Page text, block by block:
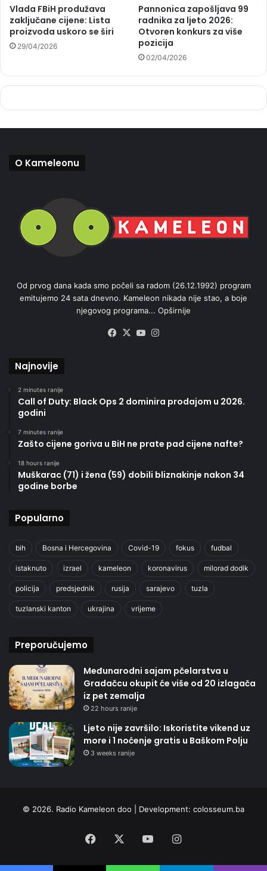
Vlada FBiH produžava
zaključane cijene: Lista
proizvoda uskoro se širi
29/04/2026
Pannonica zapošljava 99
radnika za ljeto 2026:
Otvoren konkurs za više
pozicija
02/04/2026
O Kameleonu
Od prvog dana kada smo počeli sa radom (26.12.1992) program
emitujemo 24 sata dnevno. Kameleon nikada nije stao, a boje
njegovog programa... Opširnije
Facebook
X YouTube
Najnovije
2 minutes ranije
Call of Duty: Black Ops 2 dominira prodajom u 2026.
godini
7 minutes ranije
Zašto cijene goriva u BiH ne prate pad cijene nafte?
18 hours ranije
Muškarac (71) i žena (59) dobili bliznakinje nakon 34
godine borbe
Popularno
bih Bosna i Hercegovina Covid-19 fokus fudbal
istaknuto izrael kameleon koronavirus milorad dodik
policija predsjednik rusija sarajevo tuzla
tuzlanski kanton ukrajina vrijeme
Preporučujemo
Međunarodni sajam pčelarstva u
Gradačcu okupit će više od 20 izlagača
iz pet zemalja
22 hours ranije
Ljeto nije završilo: Iskoristite vikend uz
more i 1 noćenje gratis u Baškom Polju
3 weeks ranije
© 2026. Radio Kameleon doo | Development: colosseum.ba
Facebook YouTubeInstagram